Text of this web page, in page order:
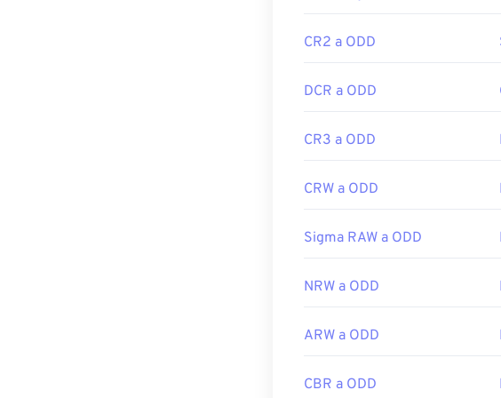
https://www.file-
CR2 a ODD
DCR a ODD
CR3 a ODD
CRW a ODD
Sigma RAW a ODD
NRW a ODD
ARW a ODD
CBR a ODD